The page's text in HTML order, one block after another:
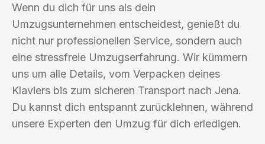
Wenn du dich für uns als dein
Umzugsunternehmen entscheidest, genießt du
nicht nur professionellen Service, sondern auch
eine stressfreie Umzugserfahrung. Wir kümmern
uns um alle Details, vom Verpacken deines
Klaviers bis zum sicheren Transport nach Jena.
Du kannst dich entspannt zurücklehnen, während
unsere Experten den Umzug für dich erledigen.